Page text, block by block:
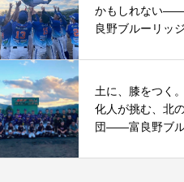
かもしれない
良野ブルーリッジ
土に、膝をつく
化人が挑む、北
団――富良野ブル